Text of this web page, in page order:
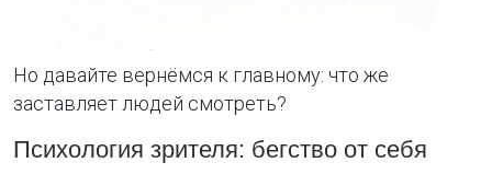
Но давайте вернёмся к главному: что же
заставляет людей смотреть?
Психология зрителя: бегство от себя